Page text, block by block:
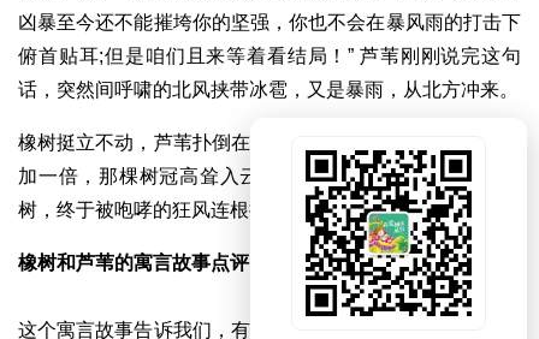
凶暴至今还不能摧垮你的坚强，你也不会在暴风雨的打击下
俯首贴耳;但是咱们且来等着看结局！” 芦苇刚刚说完这句
话，突然间呼啸的北风挟带冰雹，又是暴雨，从北方冲来。
橡树挺立不动，芦苇扑倒在地，狂风暴跳如雷，它的力量增
加一倍，那棵树冠高耸入云，树根深入浓荫下土壤里的橡
树，终于被咆哮的狂风连根拔了出来。
橡树和芦苇的寓言故事点评
这个寓言故事告诉我们，有些东西既然是优点，也有可能是